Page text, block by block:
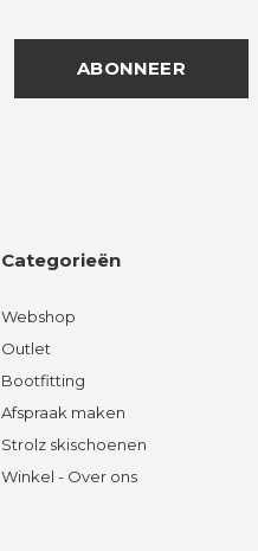
ABONNEER
Categorieën
Webshop
Outlet
Bootfitting
Afspraak maken
Strolz skischoenen
Winkel - Over ons